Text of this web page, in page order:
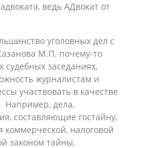
ведь АДвокат от
уголовных дел с
М.П. почему-то
судебных заседаниях,
журналистам и
участвовать в качестве
Например, дела,
составляющие гостайну,
коммерческой, налоговой
законом тайны,